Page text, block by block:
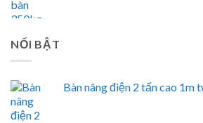
NỔI BẬT
Bàn nâng điện 2 tấn cao